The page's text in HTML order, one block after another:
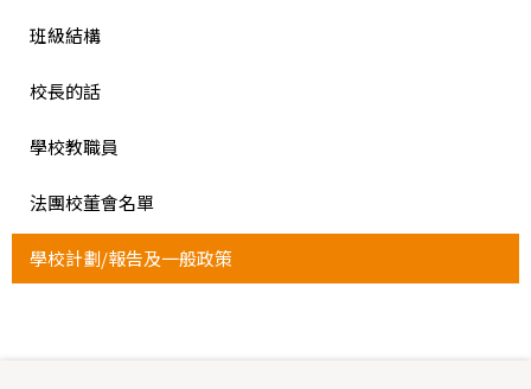
班級結構
校長的話
學校教職員
法團校董會名單
學校計劃/報告及一般政策